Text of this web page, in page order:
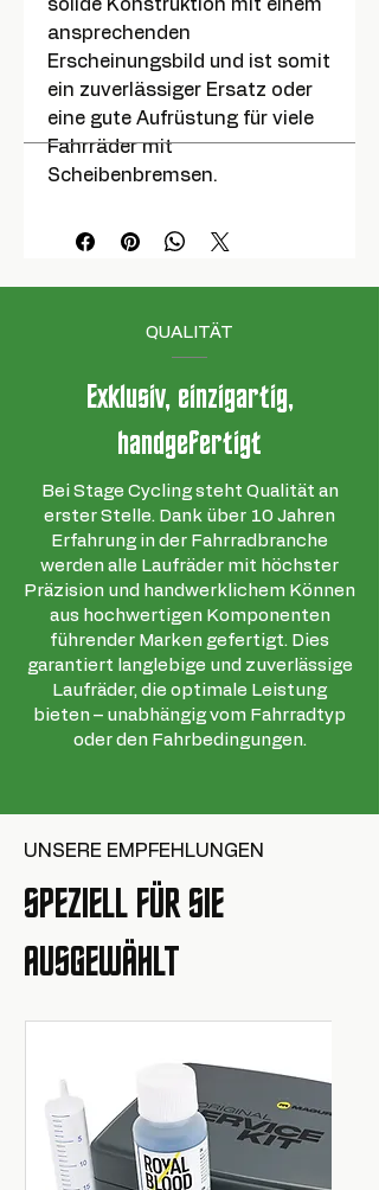
solide Konstruktion mit einem
ansprechenden
Erscheinungsbild und ist somit
ein zuverlässiger Ersatz oder
eine gute Aufrüstung für viele
Fahrräder mit
Scheibenbremsen.
QUALITÄT
Exklusiv, einzigartig,
handgefertigt
Bei Stage Cycling steht Qualität an
erster Stelle. Dank über 10 Jahren
Erfahrung in der Fahrradbranche
werden alle Laufräder mit höchster
Präzision und handwerklichem Können
aus hochwertigen Komponenten
führender Marken gefertigt. Dies
garantiert langlebige und zuverlässige
Laufräder, die optimale Leistung
bieten – unabhängig vom Fahrradtyp
oder den Fahrbedingungen.
UNSERE EMPFEHLUNGEN
SPEZIELL FÜR SIE
AUSGEWÄHLT